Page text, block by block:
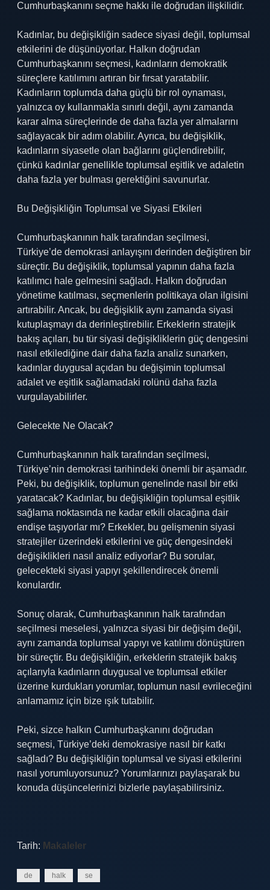
Cumhurbaşkanını seçme hakkı ile doğrudan ilişkilidir.
Kadınlar, bu değişikliğin sadece siyasi değil, toplumsal
etkilerini de düşünüyorlar. Halkın doğrudan
Cumhurbaşkanını seçmesi, kadınların demokratik
süreçlere katılımını artıran bir fırsat yaratabilir.
Kadınların toplumda daha güçlü bir rol oynaması,
yalnızca oy kullanmakla sınırlı değil, aynı zamanda
karar alma süreçlerinde de daha fazla yer almalarını
sağlayacak bir adım olabilir. Ayrıca, bu değişiklik,
kadınların siyasetle olan bağlarını güçlendirebilir,
çünkü kadınlar genellikle toplumsal eşitlik ve adaletin
daha fazla yer bulması gerektiğini savunurlar.
Bu Değişikliğin Toplumsal ve Siyasi Etkileri
Cumhurbaşkanının halk tarafından seçilmesi,
Türkiye’de demokrasi anlayışını derinden değiştiren bir
süreçtir. Bu değişiklik, toplumsal yapının daha fazla
katılımcı hale gelmesini sağladı. Halkın doğrudan
yönetime katılması, seçmenlerin politikaya olan ilgisini
artırabilir. Ancak, bu değişiklik aynı zamanda siyasi
kutuplaşmayı da derinleştirebilir. Erkeklerin stratejik
bakış açıları, bu tür siyasi değişikliklerin güç dengesini
nasıl etkilediğine dair daha fazla analiz sunarken,
kadınlar duygusal açıdan bu değişimin toplumsal
adalet ve eşitlik sağlamadaki rolünü daha fazla
vurgulayabilirler.
Gelecekte Ne Olacak?
Cumhurbaşkanının halk tarafından seçilmesi,
Türkiye’nin demokrasi tarihindeki önemli bir aşamadır.
Peki, bu değişiklik, toplumun genelinde nasıl bir etki
yaratacak? Kadınlar, bu değişikliğin toplumsal eşitlik
sağlama noktasında ne kadar etkili olacağına dair
endişe taşıyorlar mı? Erkekler, bu gelişmenin siyasi
stratejiler üzerindeki etkilerini ve güç dengesindeki
değişiklikleri nasıl analiz ediyorlar? Bu sorular,
gelecekteki siyasi yapıyı şekillendirecek önemli
konulardır.
Sonuç olarak, Cumhurbaşkanının halk tarafından
seçilmesi meselesi, yalnızca siyasi bir değişim değil,
aynı zamanda toplumsal yapıyı ve katılımı dönüştüren
bir süreçtir. Bu değişikliğin, erkeklerin stratejik bakış
açılarıyla kadınların duygusal ve toplumsal etkiler
üzerine kurdukları yorumlar, toplumun nasıl evrileceğini
anlamamız için bize ışık tutabilir.
Peki, sizce halkın Cumhurbaşkanını doğrudan
seçmesi, Türkiye’deki demokrasiye nasıl bir katkı
sağladı? Bu değişikliğin toplumsal ve siyasi etkilerini
nasıl yorumluyorsunuz? Yorumlarınızı paylaşarak bu
konuda düşüncelerinizi bizlerle paylaşabilirsiniz.
Tarih: Makaleler
de halk se